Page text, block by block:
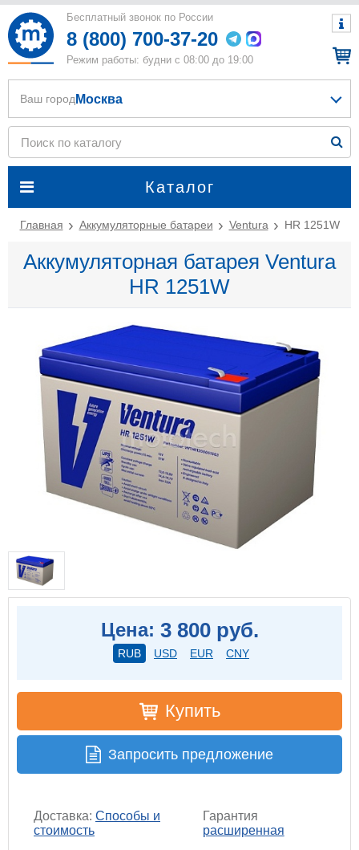
Бесплатный звонок по России
8 (800) 700-37-20
Режим работы: будни с 08:00 до 19:00
Каталог
Ваш город Москва
Главная Аккумуляторные батареи Ventura HR 1251W
Аккумуляторная батарея Ventura
HR 1251W
Цена: 3 800 руб.
RUB USD EUR CNY
Купить
Запросить предложение
Доставка: Способы и
стоимость
Гарантия
расширенная